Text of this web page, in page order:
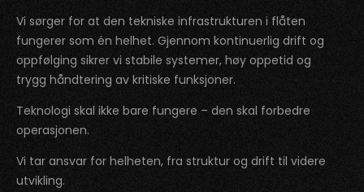
Vi sørger for at den tekniske infrastrukturen i flåten
fungerer som én helhet. Gjennom kontinuerlig drift og
oppfølging sikrer vi stabile systemer, høy oppetid og
trygg håndtering av kritiske funksjoner.
Teknologi skal ikke bare fungere – den skal forbedre
operasjonen.
Vi tar ansvar for helheten, fra struktur og drift til videre
utvikling.